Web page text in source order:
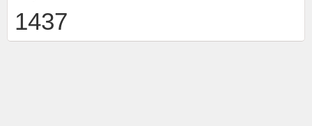
1437